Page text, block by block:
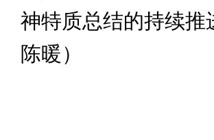
神特质总结的持续
陈暖）